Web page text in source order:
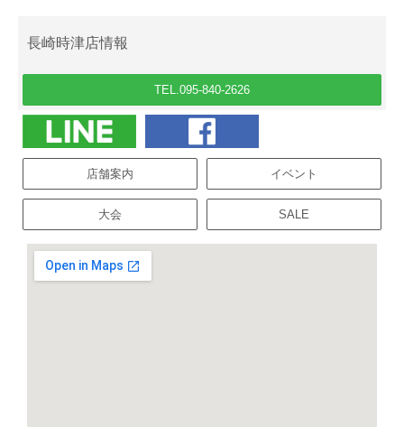
長崎時津店情報
TEL.095-840-2626
店舗案内 イベント
大会 SALE